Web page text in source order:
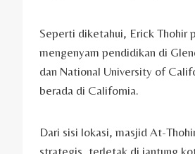
Seperti diketahui, Erick Thohir
mengenyam pendidikan di
dan National University of
berada di California.
Dari sisi lokasi, masjid At-